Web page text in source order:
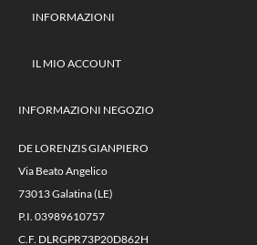
INFORMAZIONI
IL MIO ACCOUNT
INFORMAZIONI NEGOZIO
DE LORENZIS GIANPIERO
Via Beato Angelico
73013 Galatina (LE)
P.I. 03989610757
C.F. DLRGPR73P20D862H